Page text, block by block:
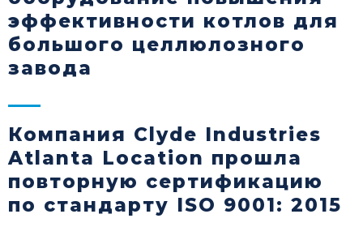
эффективности котлов для
большого целлюлозного
завода
Компания Clyde Industries
Atlanta Location прошла
повторную сертификацию
по стандарту ISO 9001: 2015